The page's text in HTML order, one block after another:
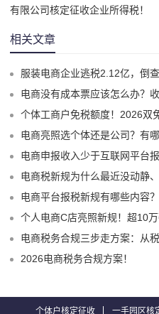
有限公司核定征收企业所得税！
相关文章
服装电商企业逃税2.12亿，倒
电商没有成本票应该怎么办？
个体工商户免税额度！2026双
电商亮照选个体还是公司？有
电商申报收入少于互联网平台报送收入怎么
电商税新规为什么最近没动静、
电商平台报税新规有哪些内容？电商
个人电商C店亮照新规！超10
电商税务合规三步走方案：从
2026电商税务合规方案！
个体户核定征收 一手园区核